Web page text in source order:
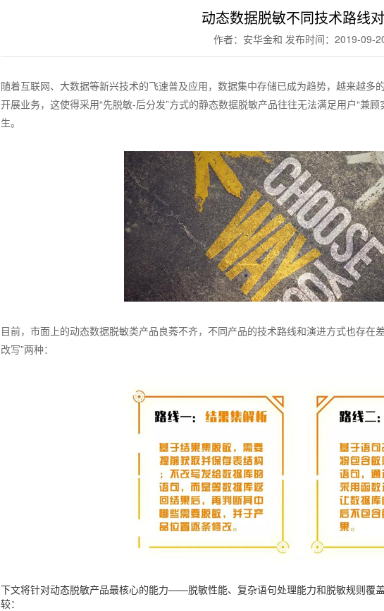
动态数据脱敏不同技术路线
作者：安华金和 发布时间：2019-09-
随着互联网、大数据等新兴技术的飞速普及应用，数据集中存储已成为趋势，越来越多
开展业务，这使得采用“先脱敏-后分发”方式的静态数据脱敏产品往往无法满足用户“兼
生。
目前，市面上的动态数据脱敏类产品良莠不齐，不同产品的技术路线和演进方式也存在
改写”两种：
下文将针对动态脱敏产品最核心的能力——脱敏性能、复杂语句处理能力和脱敏规则覆
较：